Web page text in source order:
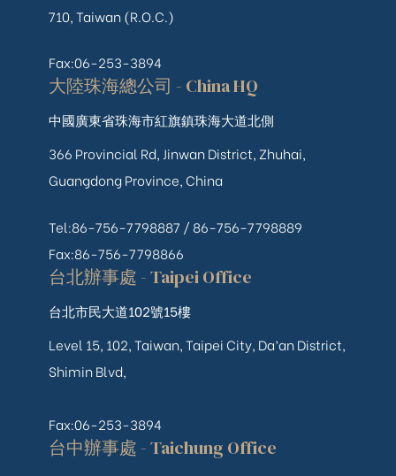
710, Taiwan (R.O.C.)
Fax:06-253-3894
大陸珠海總公司 - China HQ
中國廣東省珠海市紅旗鎮珠海大道北側
366 Provincial Rd, Jinwan District, Zhuhai,
Guangdong Province, China
Tel:86-756-7798887 / 86-756-7798889
Fax:86-756-7798866
台北辦事處 - Taipei Office
台北市民大道102號15樓
Level 15, 102, Taiwan, Taipei City, Da’an District,
Shimin Blvd,
Fax:06-253-3894
台中辦事處 - Taichung Office